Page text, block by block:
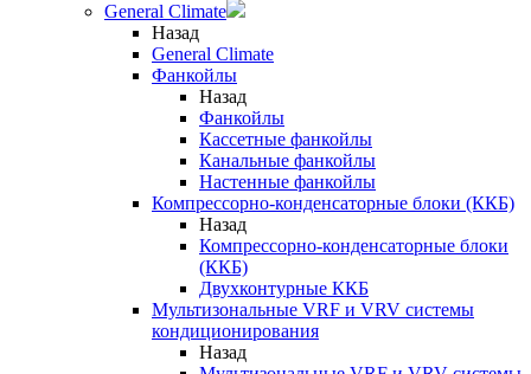
General Climate
Назад
General Climate
Фанкойлы
Назад
Фанкойлы
Кассетные фанкойлы
Канальные фанкойлы
Настенные фанкойлы
Компрессорно-конденсаторные блоки (ККБ)
Назад
Компрессорно-конденсаторные блоки
(ККБ)
Двухконтурные ККБ
Мультизональные VRF и VRV системы
кондиционирования
Назад